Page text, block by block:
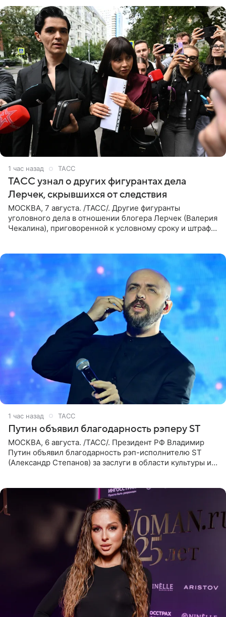
1 час назад ТАСС
ТАСС узнал о других фигурантах дела
Лерчек, скрывшихся от следствия
МОСКВА, 7 августа. /ТАСС/. Другие фигуранты
уголовного дела в отношении блогера Лерчек (Валерия
Чекалина), приговоренной к условному сроку и штрафу,
1 час назад ТАСС
Путин объявил благодарность рэперу ST
МОСКВА, 6 августа. /ТАСС/. Президент РФ Владимир
Путин объявил благодарность рэп-исполнителю ST
(Александр Степанов) за заслуги в области культуры и